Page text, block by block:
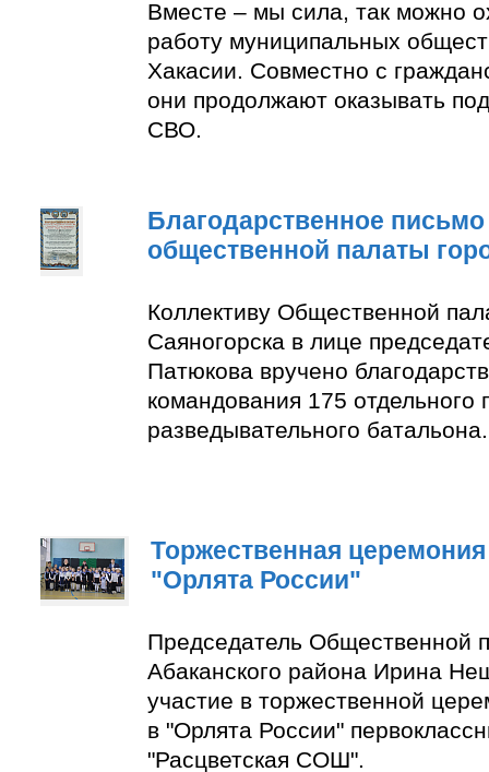
Вместе – мы сила, так можно
работу муниципальных
Хакасии. Совместно с
они продолжают оказывать
СВО.
Благодарственное письмо
общественной палаты
Коллективу Общественной
Саяногорска в лице
Патюкова вручено
командования 175 отдельного
разведывательного батальона.
Торжественная
"Орлята России"
Председатель Общественной
Абаканского района Ирина
участие в торжественной
в "Орлята России"
"Расцветская СОШ".